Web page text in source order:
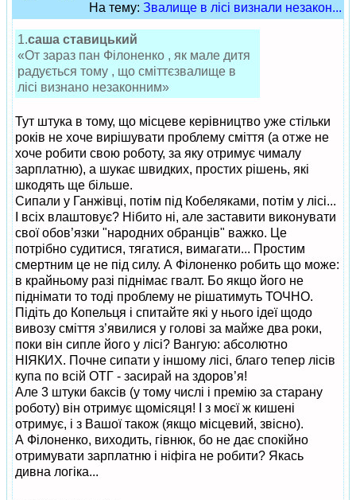
На тему: Звалище в лісі визнали незакон...
1.саша ставицький
«От зараз пан Філоненко , як мале дитя
радується тому , що сміттєзвалище в
лісі визнано незаконним»
Тут штука в тому, що місцеве керівництво уже стільки
років не хоче вирішувати проблему сміття (а отже не
хоче робити свою роботу, за яку отримує чималу
зарплатню), а шукає швидких, простих рішень, які
шкодять ще більше.
Сипали у Ганжівці, потім під Кобеляками, потім у лісі...
І всіх влаштовує? Нібито ні, але заставити виконувати
свої обов’язки "народних обранців" важко. Це
потрібно судитися, тягатися, вимагати... Простим
смертним це не під силу. А Філоненко робить що може:
в крайньому разі піднімає гвалт. Бо якщо його не
піднімати то тоді проблему не рішатимуть ТОЧНО.
Підіть до Копельця і спитайте які у нього ідеї щодо
вивозу сміття з’явилися у голові за майже два роки,
поки він сипле його у лісі? Вангую: абсолютно
НІЯКИХ. Почне сипати у іншому лісі, благо тепер лісів
купа по всій ОТГ - засирай на здоров’я!
Але 3 штуки баксів (у тому числі і премію за старану
роботу) він отримує щомісяця! І з моєї ж кишені
отримує, і з Вашої також (якщо місцевий, звісно).
А Філоненко, виходить, гівнюк, бо не дає спокійно
отримувати зарплатню і ніфіга не робити? Якась
дивна логіка...